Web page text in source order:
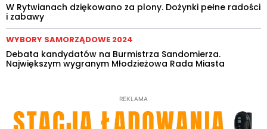
W Rytwianach dziękowano za plony. Dożynki pełne radości
i zabawy
WYBORY SAMORZĄDOWE 2024
Debata kandydatów na Burmistrza Sandomierza.
Największym wygranym Młodzieżowa Rada Miasta
REKLAMA